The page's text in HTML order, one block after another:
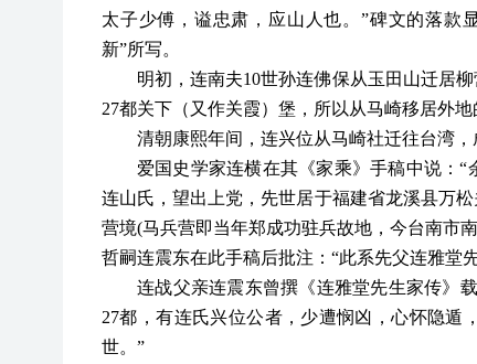
太子少傅，谥忠肃，应山人也。”碑文的落款
新”所写。
明初，连南夫10世孙连佛保从玉田山迁居
27都关下（又作关霞）堡，所以从马崎移居外地
清朝康熙年间，连兴位从马崎社迁往台湾
爱国史学家连横在其《家乘》手稿中说：“
连山氏，望出上党，先世居于福建省龙溪县万
营境(马兵营即当年郑成功驻兵故地，今台南市
哲嗣连震东在此手稿后批注：“此系先父连雅堂
连战父亲连震东曾撰《连雅堂先生家传》载
27都，有连氏兴位公者，少遭悯凶，心怀隐遁
世。”